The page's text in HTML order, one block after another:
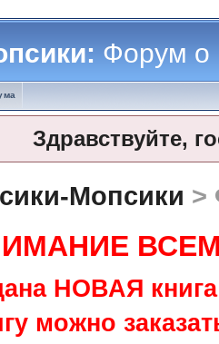
Форум о
Здравствуйте,
Мопсики >
НОВАЯ
можно